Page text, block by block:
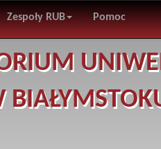
Zespoły RUB Pomoc